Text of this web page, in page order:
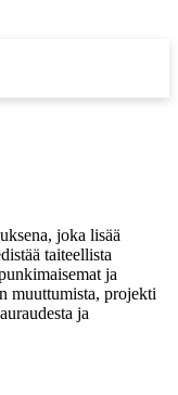
joka lisää
taiteellista
ja
muuttumista, projekti
ja